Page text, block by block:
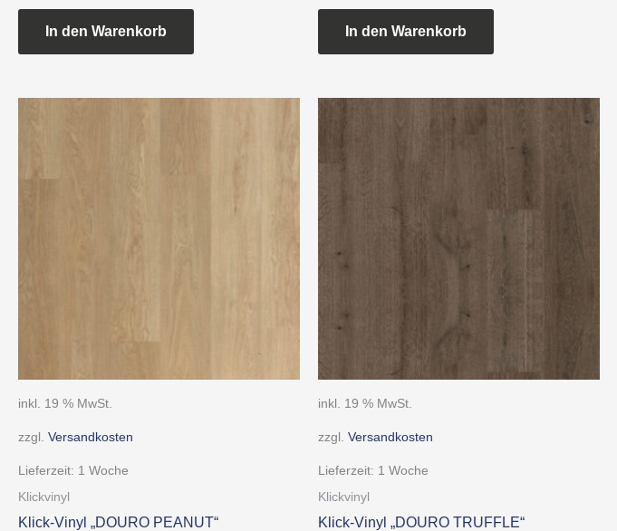
In den Warenkorb In den Warenkorb
inkl. 19 % MwSt.
zzgl. Versandkosten
Lieferzeit: 1 Woche
Klickvinyl
Klick-Vinyl „DOURO PEANUT“
inkl. 19 % MwSt.
zzgl. Versandkosten
Lieferzeit: 1 Woche
Klickvinyl
Klick-Vinyl „DOURO TRUFFLE“